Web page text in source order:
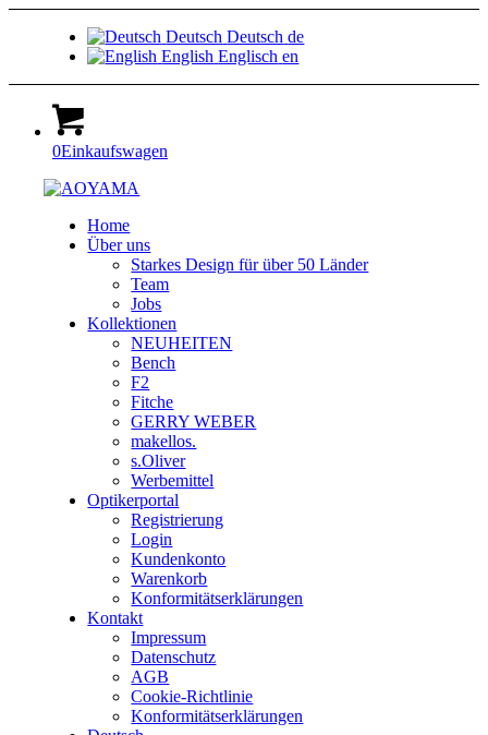
Deutsch Deutsch de
English Englisch en
0Einkaufswagen
Home
Über uns
Starkes Design für über 50 Länder
Team
Jobs
Kollektionen
NEUHEITEN
Bench
F2
Fitche
GERRY WEBER
makellos.
s.Oliver
Werbemittel
Optikerportal
Registrierung
Login
Kundenkonto
Warenkorb
Konformitätserklärungen
Kontakt
Impressum
Datenschutz
AGB
Cookie-Richtlinie
Konformitätserklärungen